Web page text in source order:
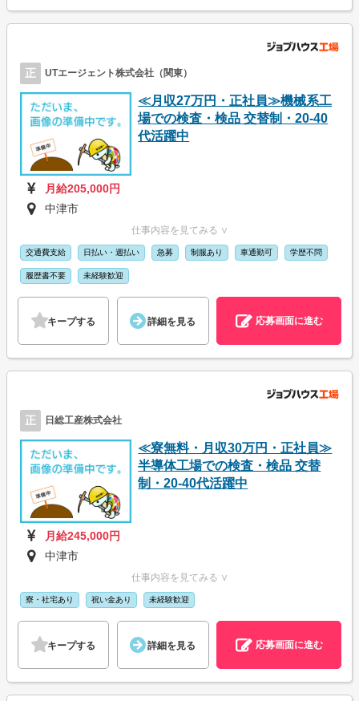
正 UTエージェント株式会社（関東）
≪月収27万円・正社員≫機械系工
場での検査・検品 交替制・20-40
代活躍中
月給205,000円
中津市
仕事内容を見てみる ∨
交通費支給 日払い・週払い 急募 制服あり 車通勤可 学歴不問
履歴書不要 未経験歓迎
キープする 詳細を見る 応募画面に進む
正 日総工産株式会社
≪寮無料・月収30万円・正社員≫
半導体工場での検査・検品 交替
制・20-40代活躍中
月給245,000円
中津市
仕事内容を見てみる ∨
寮・社宅あり 祝い金あり 未経験歓迎
キープする 詳細を見る 応募画面に進む